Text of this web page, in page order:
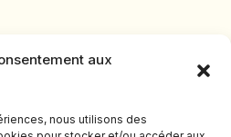
aux
nous utilisons des